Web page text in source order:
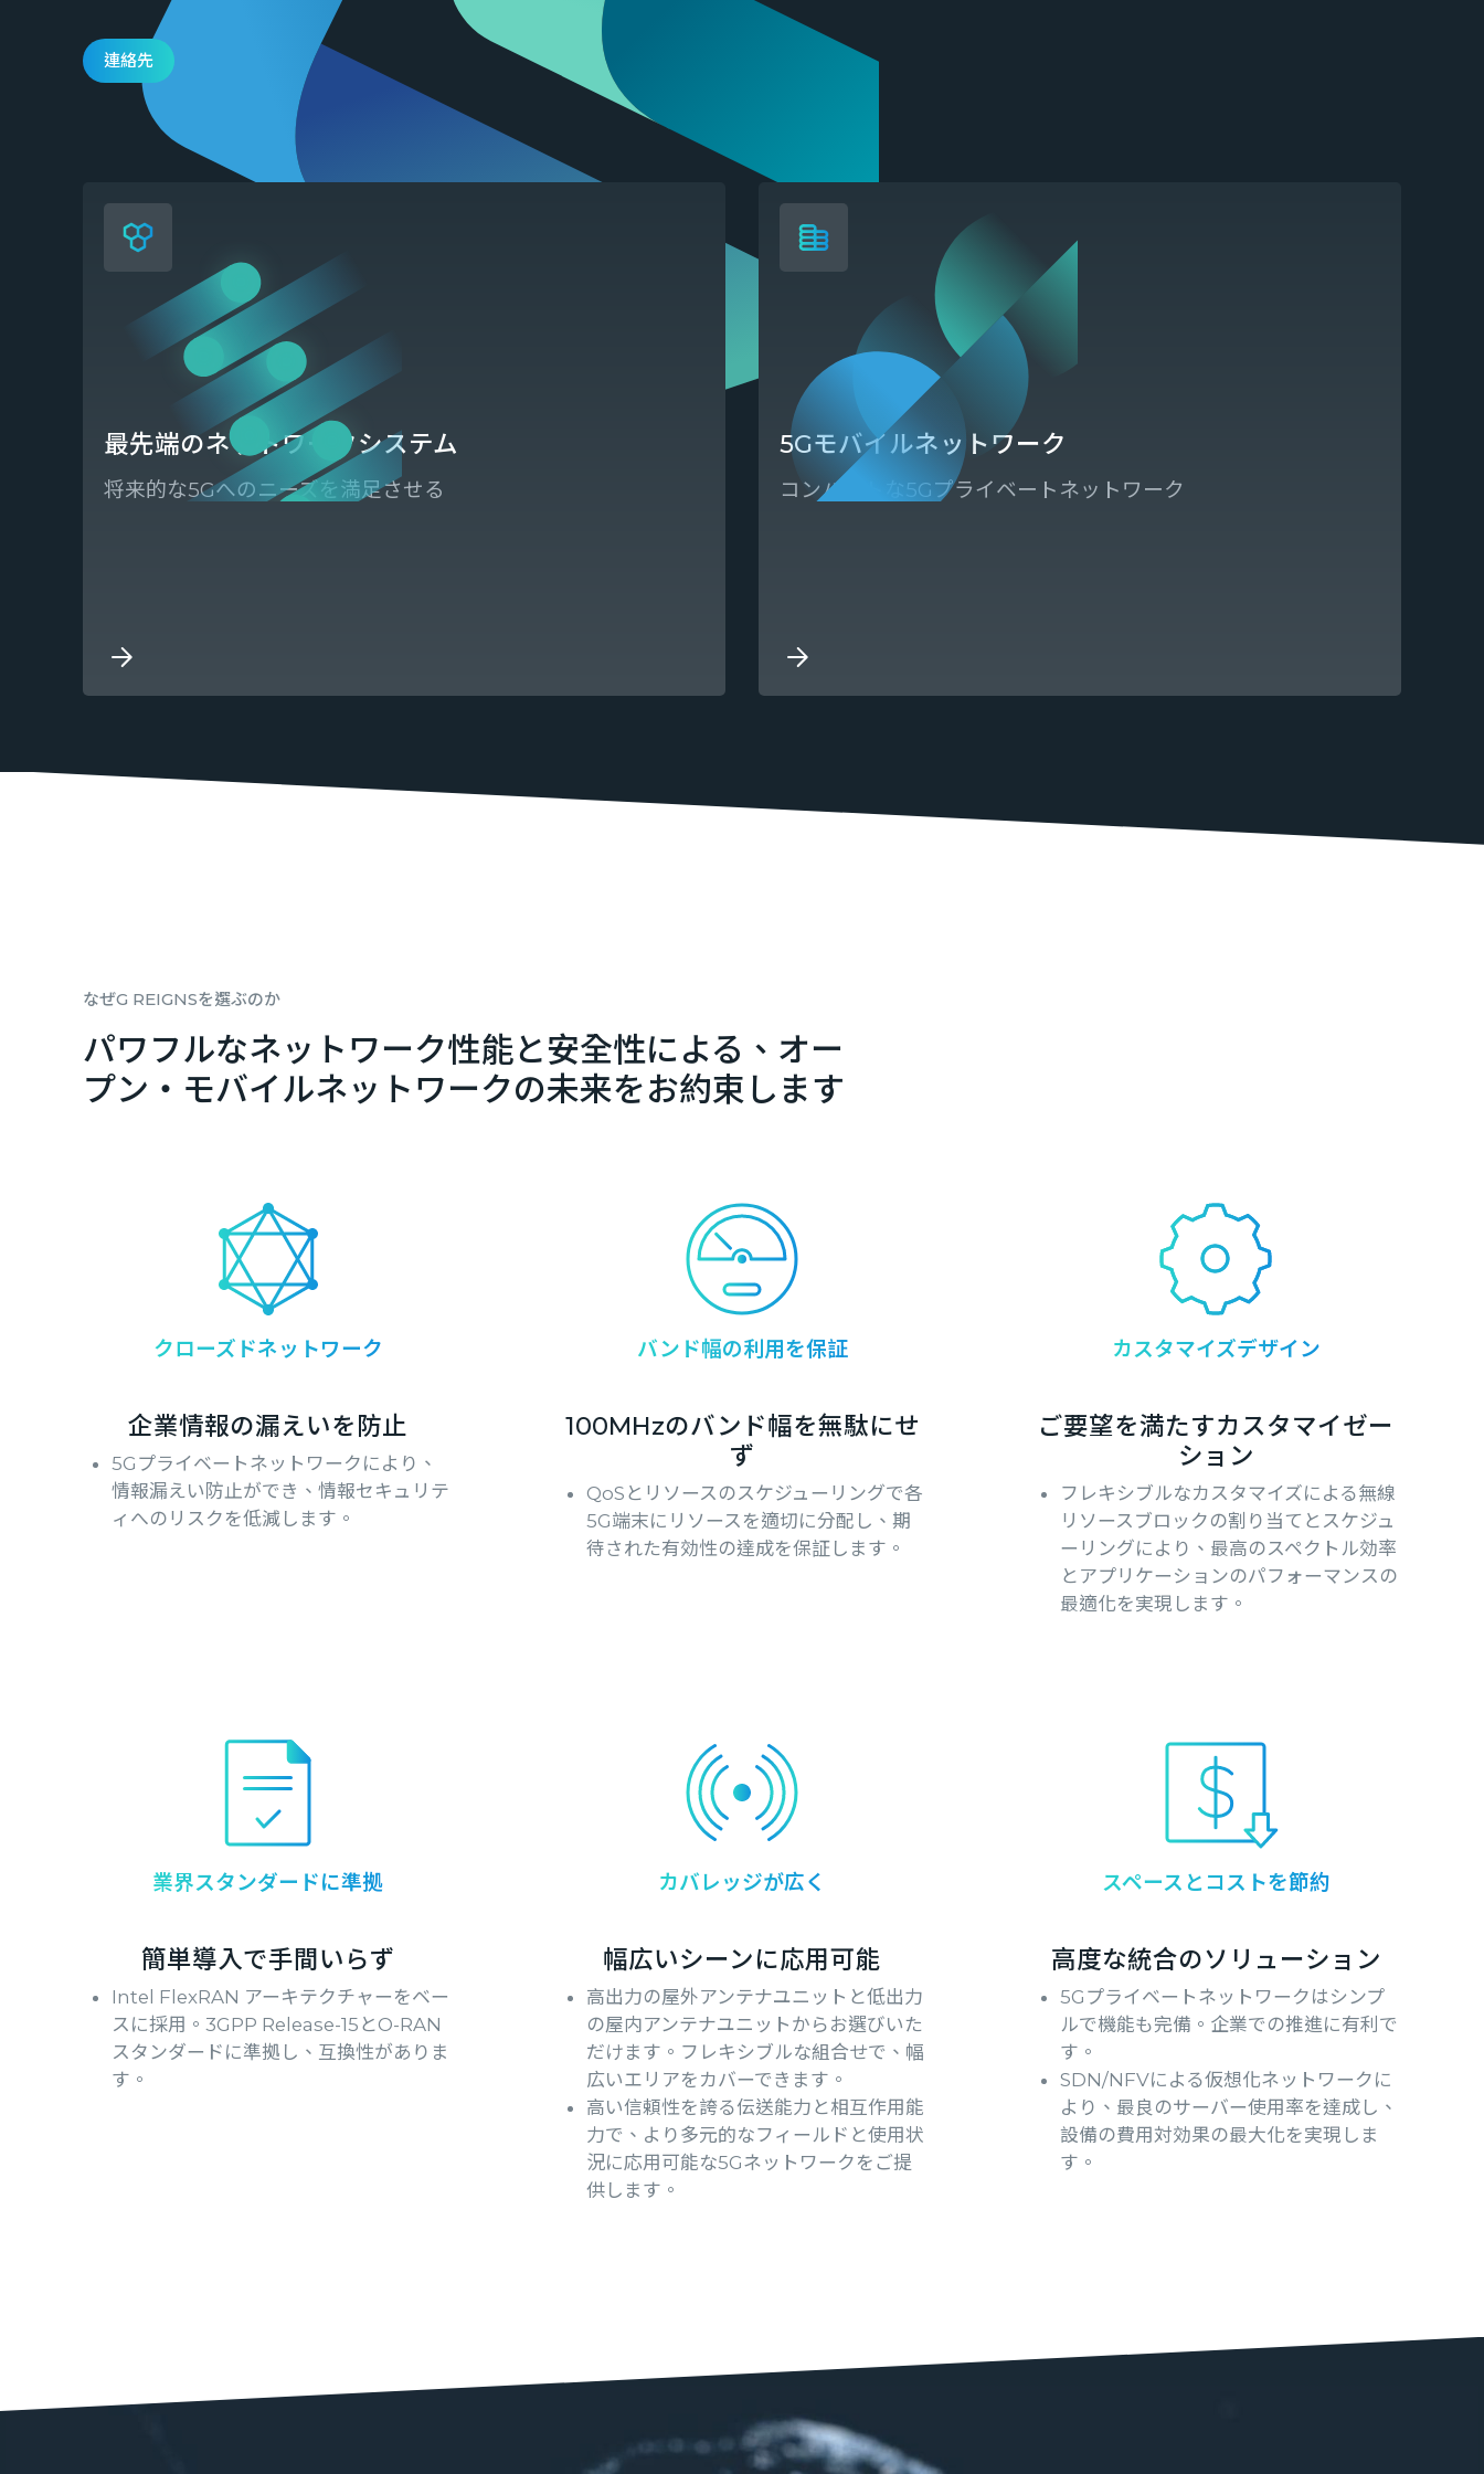
連絡先
最先端のネットワークシステム
将来的な5Gへのニーズを満足させる
5Gモバイルネットワーク
コンパクトな5Gプライベートネットワーク
なぜG REIGNSを選ぶのか
パワフルなネットワーク性能と安全性による、オー
プン・モバイルネットワークの未来をお約束します
クローズドネットワーク
企業情報の漏えいを防止
5Gプライベートネットワークにより、
情報漏えい防止ができ、情報セキュリテ
ィへのリスクを低減します。
バンド幅の利用を保証
100MHzのバンド幅を無駄にせ
ず
QoSとリソースのスケジューリングで各
5G端末にリソースを適切に分配し、期
待された有効性の達成を保証します。
カスタマイズデザイン
ご要望を満たすカスタマイゼー
ション
フレキシブルなカスタマイズによる無線
リソースブロックの割り当てとスケジュ
ーリングにより、最高のスペクトル効率
とアプリケーションのパフォーマンスの
最適化を実現します。
業界スタンダードに準拠
簡単導入で手間いらず
Intel FlexRAN アーキテクチャーをベー
スに採用。3GPP Release-15とO-RAN
スタンダードに準拠し、互換性がありま
す。
カバレッジが広く
幅広いシーンに応用可能
高出力の屋外アンテナユニットと低出力
の屋内アンテナユニットからお選びいた
だけます。フレキシブルな組合せで、幅
広いエリアをカバーできます。
高い信頼性を誇る伝送能力と相互作用能
力で、より多元的なフィールドと使用状
況に応用可能な5Gネットワークをご提
供します。
スペースとコストを節約
高度な統合のソリューション
5Gプライベートネットワークはシンプ
ルで機能も完備。企業での推進に有利で
す。
SDN/NFVによる仮想化ネットワークに
より、最良のサーバー使用率を達成し、
設備の費用対効果の最大化を実現しま
す。